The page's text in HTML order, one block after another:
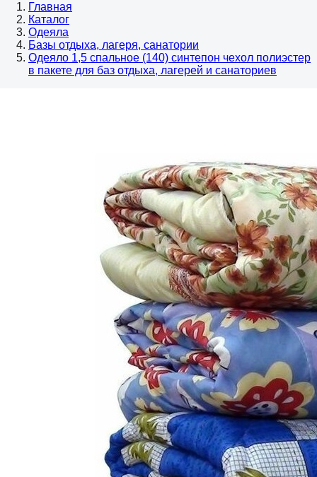
Главная
Каталог
Одеяла
Базы отдыха, лагеря, санатории
Одеяло 1,5 спальное (140) синтепон чехол полиэстер
в пакете для баз отдыха, лагерей и санаториев